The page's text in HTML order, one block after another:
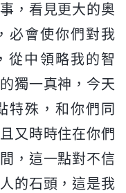
，看見更大的奥
必會使你們對我
中領略我的智
獨一真神，今天
特殊，和你們同
又時時住在你們
，這一點對不信
的石頭，這是我